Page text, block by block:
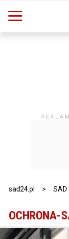
sad24.pl > SAD
OCHRONA-